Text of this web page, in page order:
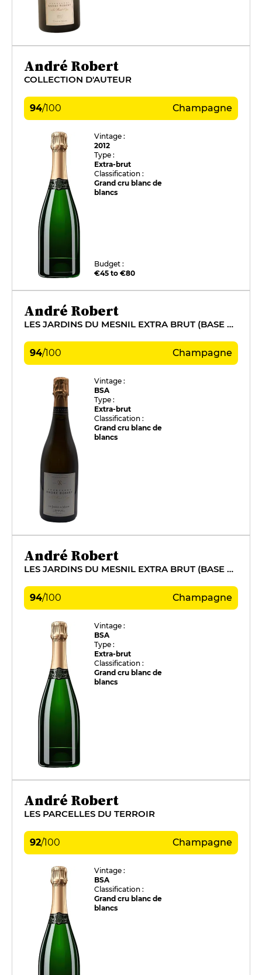
André Robert
COLLECTION D'AUTEUR
94/100 Champagne
Vintage :
2012
Type :
Extra-brut
Classification :
Grand cru blanc de
blancs
Budget :
€45 to €80
André Robert
LES JARDINS DU MESNIL EXTRA BRUT (BASE 2015)
94/100 Champagne
Vintage :
BSA
Type :
Extra-brut
Classification :
Grand cru blanc de
blancs
André Robert
LES JARDINS DU MESNIL EXTRA BRUT (BASE 2016)
94/100 Champagne
Vintage :
BSA
Type :
Extra-brut
Classification :
Grand cru blanc de
blancs
André Robert
LES PARCELLES DU TERROIR
92/100 Champagne
Vintage :
BSA
Classification :
Grand cru blanc de
blancs